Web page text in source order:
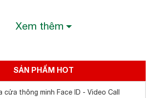
Xem thêm
SẢN PHẨM HOT
cửa thông minh Face ID - Video Call